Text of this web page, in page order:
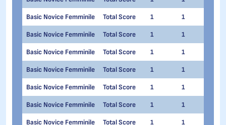
Basic Novice Femminile Total Score 1 1
Basic Novice Femminile Total Score 1 1
Basic Novice Femminile Total Score 1 1
Basic Novice Femminile Total Score 1 1
Basic Novice Femminile Total Score 1 1
Basic Novice Femminile Total Score 1 1
Basic Novice Femminile Total Score 1 1